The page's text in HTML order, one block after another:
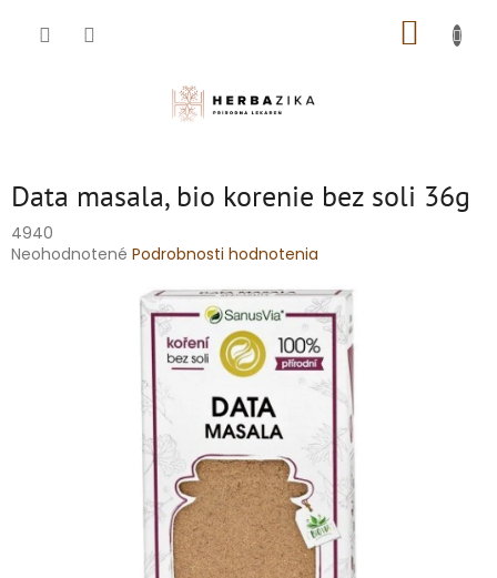
Data masala, bio korenie bez soli 36g
4940
Priemerné
Neohodnotené Podrobnosti hodnotenia